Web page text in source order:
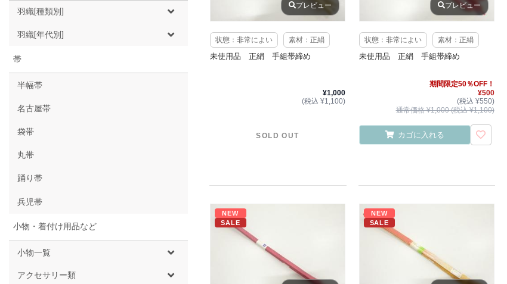
羽織[種類別]
羽織[年代別]
帯
半幅帯
名古屋帯
袋帯
丸帯
踊り帯
兵児帯
小物・着付け用品など
小物一覧
アクセサリー類
プレビュー
状態：非常によい 素材：正絹
未使用品 正絹 手組帯締め
¥1,000
(税込 ¥1,100)
SOLD OUT
プレビュー
状態：非常によい 素材：正絹
未使用品 正絹 手組帯締め
期間限定50％OFF！
¥500
(税込 ¥550)
通常価格 ¥1,000 (税込 ¥1,100)
カゴに入れる
NEW
SALE
NEW
SALE